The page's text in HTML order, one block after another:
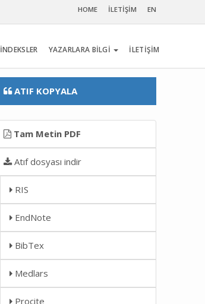
HOME İLETİŞİM EN
İNDEKSLER YAZARLARA BİLGİ İLETİŞİM
ATIF KOPYALA
Tam Metin PDF
Atıf dosyası indir
RIS
EndNote
BibTex
Medlars
Procite